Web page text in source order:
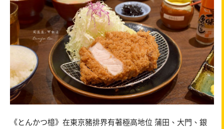
《とんかつ檍》在東京豬排界有著極高地位 蒲田、大門、銀